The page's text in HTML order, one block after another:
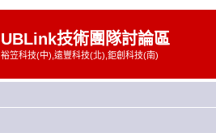
UBLink技術團隊討論區
裕笠科技(中),遠豐科技(北),鉅創科技(南)